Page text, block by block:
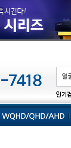
인기
WQHD/QHD/AHD